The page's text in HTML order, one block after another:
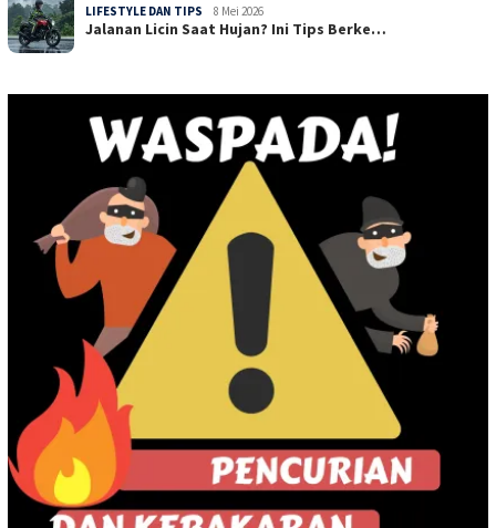
LIFESTYLE DAN TIPS 8 Mei 2026
Jalanan Licin Saat Hujan? Ini Tips Berke…